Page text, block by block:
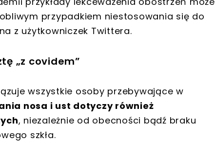
przypadkiem niestosowania się do
z użytkowniczek Twittera.
„z covidem”
wszystkie osoby przebywające w
nosa i ust dotyczy również
, niezależnie od obecności bądź braku
szkła.